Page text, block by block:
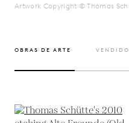
Artwork Copyright © Thomas
OBRAS DE ARTE VENDIDO